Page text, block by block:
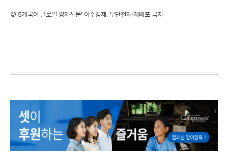
©'5개국어 글로벌 경제신문' 아주경제. 무단전재·재배포 금지